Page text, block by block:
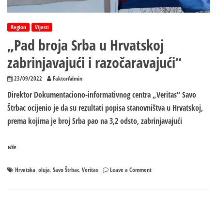
Region Vijesti
„Pad broja Srba u Hrvatskoj
zabrinjavajući i razočaravajući“
23/09/2022 FaktorAdmin
Direktor Dokumentaciono-informativnog centra „Veritas“ Savo
Štrbac ocijenio je da su rezultati popisa stanovništva u Hrvatskoj,
prema kojima je broj Srba pao na 3,2 odsto, zabrinjavajući
više
Hrvatska, oluja, Savo Štrbac, Veritas Leave a Commenton